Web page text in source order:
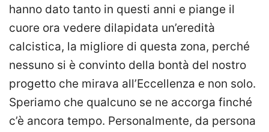
hanno dato tanto in questi anni e piange il
cuore ora vedere dilapidata un’eredità
calcistica, la migliore di questa zona, perché
nessuno si è convinto della bontà del nostro
progetto che mirava all’Eccellenza e non solo.
Speriamo che qualcuno se ne accorga finché
c’è ancora tempo. Personalmente, da persona